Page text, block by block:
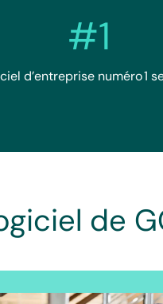
#1
d’entreprise numéro 1
de